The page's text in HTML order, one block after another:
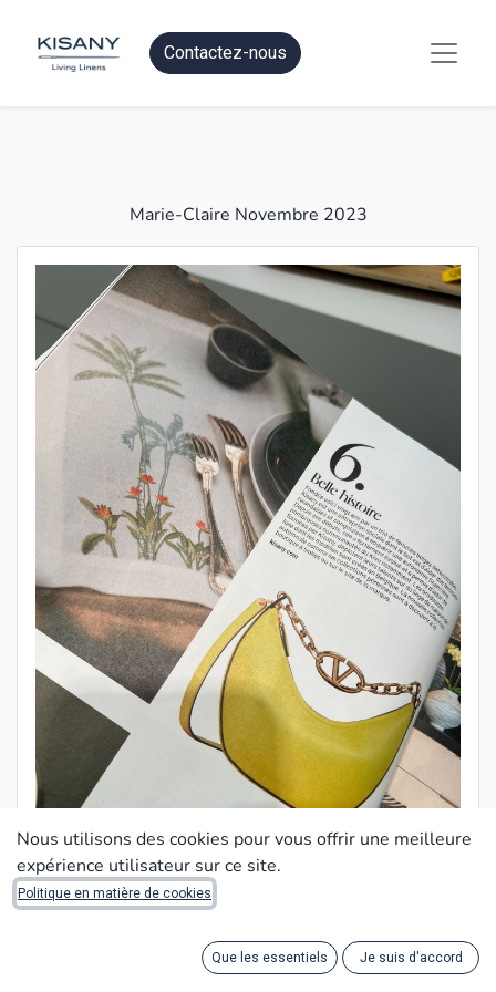
Contactez-nous
Marie-Claire Novembre 2023
Nous utilisons des cookies pour vous offrir une meilleure
expérience utilisateur sur ce site.
Politique en matière de cookies
Que les essentiels Je suis d'accord